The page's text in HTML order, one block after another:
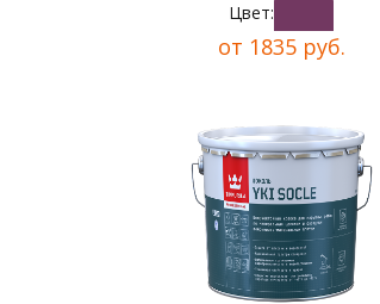
Цвет:
от 1835 руб.